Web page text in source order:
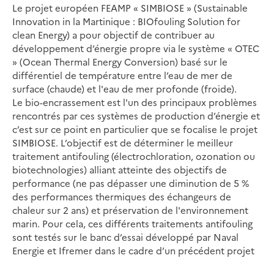
Le projet européen FEAMP « SIMBIOSE » (Sustainable
Innovation in la Martinique : BIOfouling Solution for
clean Energy) a pour objectif de contribuer au
développement d’énergie propre via le système « OTEC
» (Ocean Thermal Energy Conversion) basé sur le
différentiel de température entre l’eau de mer de
surface (chaude) et l'eau de mer profonde (froide).
Le bio-encrassement est l'un des principaux problèmes
rencontrés par ces systèmes de production d’énergie et
c’est sur ce point en particulier que se focalise le projet
SIMBIOSE. L’objectif est de déterminer le meilleur
traitement antifouling (électrochloration, ozonation ou
biotechnologies) alliant atteinte des objectifs de
performance (ne pas dépasser une diminution de 5 %
des performances thermiques des échangeurs de
chaleur sur 2 ans) et préservation de l'environnement
marin. Pour cela, ces différents traitements antifouling
sont testés sur le banc d’essai développé par Naval
Energie et Ifremer dans le cadre d’un précédent projet